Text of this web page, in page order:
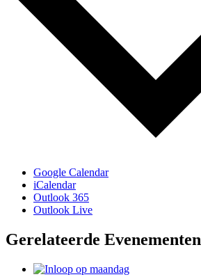
Google Calendar
iCalendar
Outlook 365
Outlook Live
Gerelateerde Evenementen